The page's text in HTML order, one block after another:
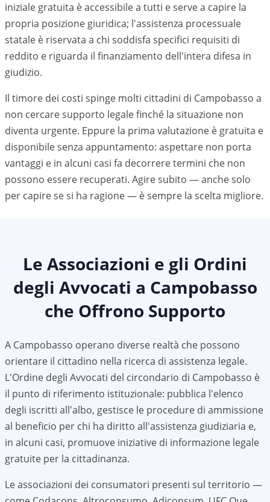
iniziale gratuita è accessibile a tutti e serve a capire la
propria posizione giuridica; l'assistenza processuale
statale è riservata a chi soddisfa specifici requisiti di
reddito e riguarda il finanziamento dell'intera difesa in
giudizio.
Il timore dei costi spinge molti cittadini di Campobasso a
non cercare supporto legale finché la situazione non
diventa urgente. Eppure la prima valutazione è gratuita e
disponibile senza appuntamento: aspettare non porta
vantaggi e in alcuni casi fa decorrere termini che non
possono essere recuperati. Agire subito — anche solo
per capire se si ha ragione — è sempre la scelta migliore.
Le Associazioni e gli Ordini
degli Avvocati a Campobasso
che Offrono Supporto
A Campobasso operano diverse realtà che possono
orientare il cittadino nella ricerca di assistenza legale.
L'Ordine degli Avvocati del circondario di Campobasso è
il punto di riferimento istituzionale: pubblica l'elenco
degli iscritti all'albo, gestisce le procedure di ammissione
al beneficio per chi ha diritto all'assistenza giudiziaria e,
in alcuni casi, promuove iniziative di informazione legale
gratuite per la cittadinanza.
Le associazioni dei consumatori presenti sul territorio —